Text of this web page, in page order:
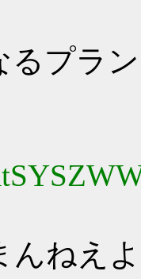
るプラ
んねえよ